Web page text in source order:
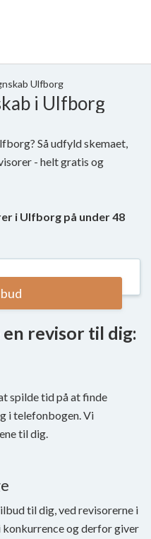
Ulfborg
i Ulfborg
Så udfyld skemaet,
- helt gratis og
i Ulfborg på under 48
revisor til dig:
spilde tid på at finde
i telefonbogen. Vi
til dig.
til dig, ved revisorerne i
konkurrence og derfor giver